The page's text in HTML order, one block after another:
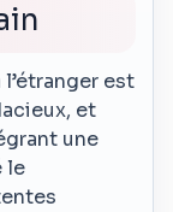
est
et
une
le